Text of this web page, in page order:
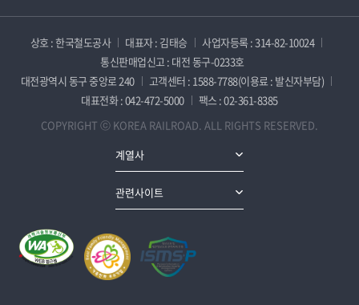
상호 : 한국철도공사 대표자 : 김태승
사업자등록 : 314-82-10024
통신판매업신고 : 대전 동구-0233호
대전광역시 동구 중앙로 240
고객센터 : 1588-7788(이용료 : 발신자부담)
대표전화 : 042-472-5000
팩스 : 02-361-8385
COPYRIGHT ⓒ KOREA RAILROAD. ALL RIGHTS RESERVED.
계열사
관련사이트